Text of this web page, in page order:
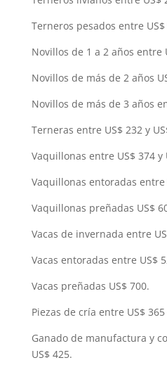
Terneros pesados entre US$
Novillos de 1 a 2 años entre
Novillos de más de 2 años
Novillos de más de 3 años
Terneras entre US$ 232 y
Vaquillonas entre US$ 374 y
Vaquillonas entoradas entre
Vaquillonas preñadas US$
Vacas de invernada entre
Vacas entoradas entre US$
Vacas preñadas US$ 700.
Piezas de cría entre US$ 365
Ganado de manufactura y
US$ 425.